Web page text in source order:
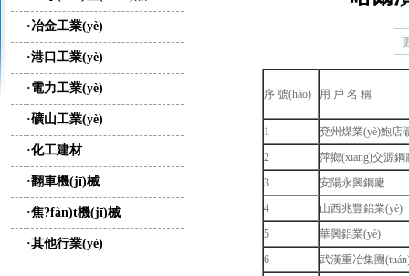
·冶金工業(yè)
·港口工業(yè)
·電力工業(yè)
·礦山工業(yè)
·化工建材
·翻車機(jī)械
·焦?fàn)t機(jī)械
·其他行業(yè)
序 號(hào) 用 戶 名 稱
1
兗州煤業(yè)鮑店
2
萍鄉(xiāng)交源鋼
3
安陽永興鋼廠
4
山西兆豐鋁業(yè)
5
華興鋁業(yè)
6
武漢重冶集團